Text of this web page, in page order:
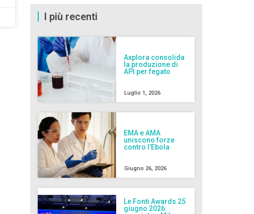
I più recenti
Axplora consolida
la produzione di
API per fegato
Luglio 1, 2026
EMA e AMA
uniscono forze
contro l’Ebola
Giugno 26, 2026
Le Fonti Awards 25
giugno 2026: